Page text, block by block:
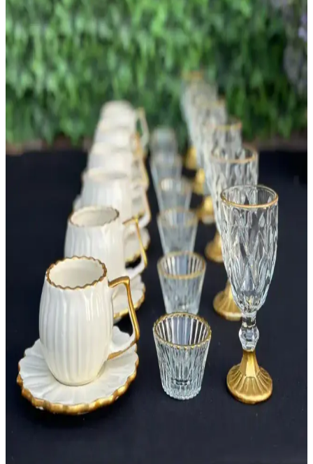
Çamaşır Odasında Zemin Seramiği ve Duvar
Dekorasyonu Tercihleri: Estetik ve İşlevsellik
Dengesi
Küçük çamaşır odalarında zemin seramiği ana görsel öğedir.
Duvarlarda sade boya veya açık renk seramik tercih edilmelidir.
Yoğun desenli duvar kağıtları görsel karmaşaya yol açar ve
önerilmez.
Kahve Servis Tabaklarıyla Dekorasyonda Zarafetin
Yeni Adresi ve Modern Trendler
Kahve servis tabakları, dekorasyonda estetik ve fonksiyonelliği bir
araya getirerek mekanlara şıklık katıyor. Malzeme ve tasarım
seçenekleriyle modern trendleri takip edin.
Karaca Alacahöyük Sürahi ile Geleneksel ve
Modern Dekorasyonun Buluşması
Karaca Alacahöyük sürahi, geleneksel motifleri modern tasarımla
harmanlayan estetik ve fonksiyonel bir dekorasyon parçasıdır.
Evlerde şıklık ve kültürel değerler sunar.
HediyeKöşkü Damla Sunumlu 24 Parça Kahve Seti
Doğa Teması ve Şık Tasarımıyla
Doğa motifleriyle tasarlanmış, 6 kişilik kahve sunum seti, yüksek
kaliteli seramik malzemesiyle dayanıklı ve şık. Estetik ve
fonksiyonellik sunan bu set, çeşitli kullanım alanlarına uygun olarak
tasarlandı.
Genel Markalar 24 Parça Papatya Kahve Sunum